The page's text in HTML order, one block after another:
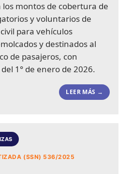
los montos de cobertura de
y voluntarios de
para vehículos
y destinados al
de pasajeros, con
1° de enero de 2026.
LEER MÁS →
(SSN) 536/2025